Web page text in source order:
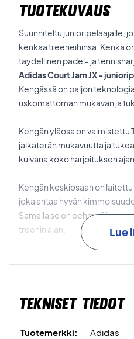
TUOTEKUVAUS
Suunniteltu junioripelaajalle,
kenkää treeneihinsä. Kenkä
täydellinen padel- ja
Adidas Court Jam JX -
Kengässä on paljon
uskomattoman mukavan ja
Kengän yläosa on valmistettu
jalkaterän mukavuutta ja
kuivana koko harjoituksen ajan.
Kengän keskiosaan on laitettu
joka antaa hyvän
Samalla se on pehmeä ja
treenin ajan.
Kenkä on muotoiltu niin, että
Laadukkaat ja vahvat
Lue
Tekniset tiedot
Tuotemerkki:
Adidas